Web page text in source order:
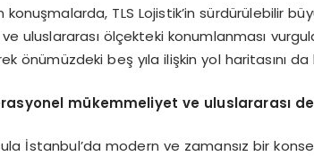
TLS Lojistik’in sürdürülebilir
uluslararası ölçekteki konumlanması
önümüzdeki beş yıla ilişkin yol haritasını da
mükemmeliyet ve uluslararası
İstanbul’da modern ve zamansız bir